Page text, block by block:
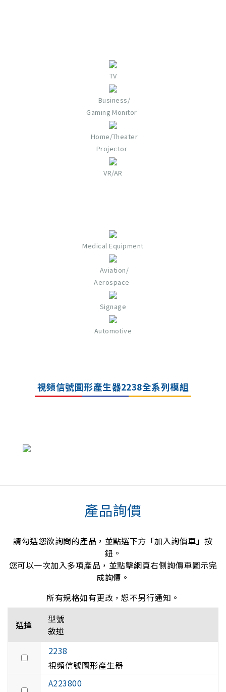
TV
Business/
Gaming Monitor
Home/Theater
Projector​
VR/AR​​
Medical Equipment
Aviation/
Aerospace
Signage
Automotive
視頻信號圖形產生器2238全系列模組
產品詢價
請勾選您欲詢問的產品，並點選下方「加入詢價車」按
鈕。
您可以一次加入多項產品，並點擊網頁右側詢價車圖示完
成詢價。
所有規格如有更改，恕不另行通知。
選擇
型號
敘述
2238
視頻信號圖形產生器
A223800